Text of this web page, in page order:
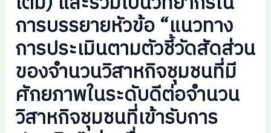
การบรรยายหัวข้อ “แนวทาง
การประเมินตามตัวชี้วัดสัดส่วน
ของจำนวนวิสาหกิจชุมชนที่มี
ศักยภาพในระดับดีต่อจำนวน
วิสาหกิจชุมชนที่เข้ารับการ